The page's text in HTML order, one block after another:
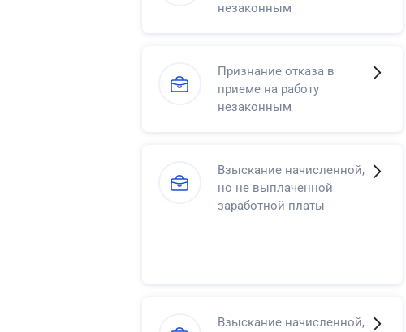
незаконным
Признание отказа в
приеме на работу
незаконным
Взыскание начисленной,
но не выплаченной
заработной платы
Взыскание начисленной,